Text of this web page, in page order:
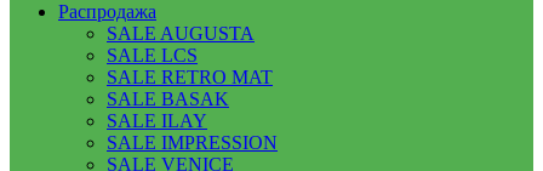
Распродажа
SALE AUGUSTA
SALE LCS
SALE RETRO MAT
SALE BASAK
SALE ILAY
SALE IMPRESSION
SALE VENICE